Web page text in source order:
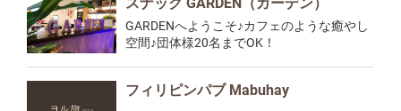
スナック GARDEN（ガーデン）
GARDENへようこそ♪カフェのような癒やし
空間♪団体様20名までOK！
フィリピンパブ Mabuhay